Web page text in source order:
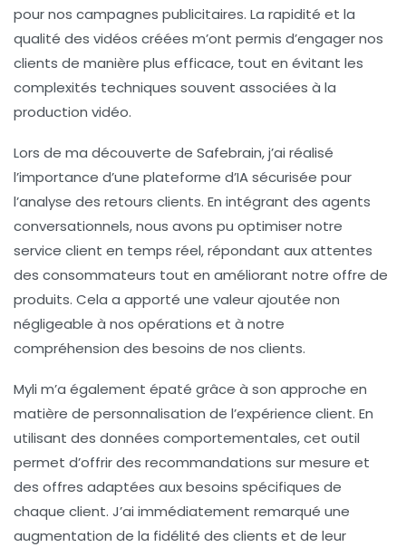
pour nos campagnes publicitaires. La rapidité et la
qualité des vidéos créées m’ont permis d’engager nos
clients de manière plus efficace, tout en évitant les
complexités techniques souvent associées à la
production vidéo.
Lors de ma découverte de Safebrain, j’ai réalisé
l’importance d’une plateforme d’IA sécurisée pour
l’analyse des retours clients. En intégrant des agents
conversationnels, nous avons pu optimiser notre
service client en temps réel, répondant aux attentes
des consommateurs tout en améliorant notre offre de
produits. Cela a apporté une valeur ajoutée non
négligeable à nos opérations et à notre
compréhension des besoins de nos clients.
Myli m’a également épaté grâce à son approche en
matière de personnalisation de l’expérience client. En
utilisant des données comportementales, cet outil
permet d’offrir des recommandations sur mesure et
des offres adaptées aux besoins spécifiques de
chaque client. J’ai immédiatement remarqué une
augmentation de la fidélité des clients et de leur